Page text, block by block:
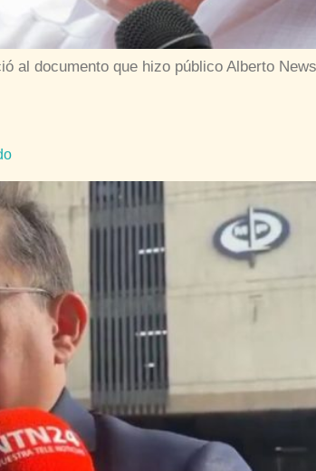
al documento que hizo público Alberto